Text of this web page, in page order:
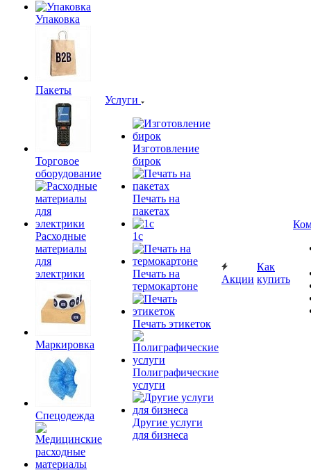
Упаковка
Пакеты
Торговое
оборудование
Расходные
материалы
для
электрики
Маркировка
Спецодежда
Услуги
Изготовление
бирок
Печать на
пакетах
1c
Печать на
термокартоне
Печать этикеток
Полиграфические
услуги
Другие услуги
для бизнеса
Акции
Как
купить